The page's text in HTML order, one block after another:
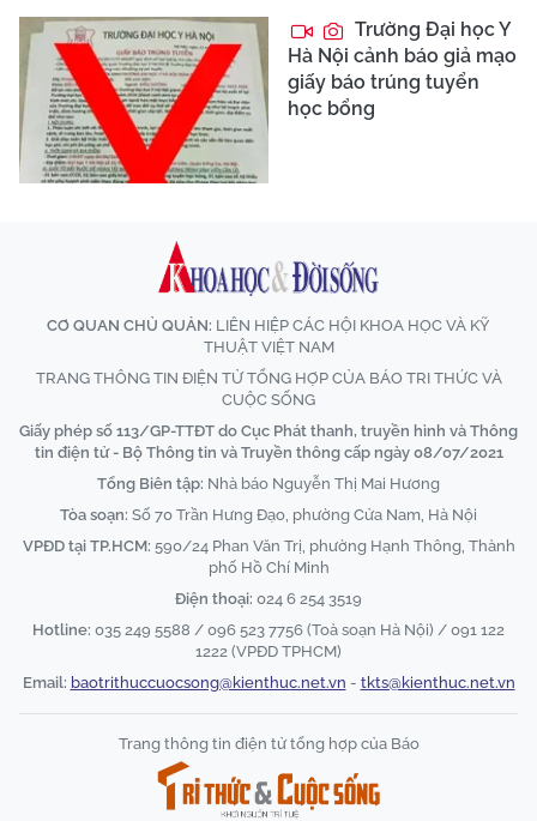
Trường Đại học Y
Hà Nội cảnh báo giả mạo
giấy báo trúng tuyển
học bổng
CƠ QUAN CHỦ QUẢN: LIÊN HIỆP CÁC HỘI KHOA HỌC VÀ KỸ
THUẬT VIỆT NAM
TRANG THÔNG TIN ĐIỆN TỬ TỔNG HỢP CỦA BÁO TRI THỨC VÀ
CUỘC SỐNG
Giấy phép số 113/GP-TTĐT do Cục Phát thanh, truyền hình và Thông
tin điện tử - Bộ Thông tin và Truyền thông cấp ngày 08/07/2021
Tổng Biên tập: Nhà báo Nguyễn Thị Mai Hương
Tòa soạn: Số 70 Trần Hưng Đạo, phường Cửa Nam, Hà Nội
VPĐD tại TP.HCM: 590/24 Phan Văn Trị, phường Hạnh Thông, Thành
phố Hồ Chí Minh
Điện thoại: 024 6 254 3519
Hotline: 035 249 5588 / 096 523 7756 (Toà soạn Hà Nội) / 091 122
1222 (VPĐD TPHCM)
Email: baotrithuccuocsong@kienthuc.net.vn - tkts@kienthuc.net.vn
Trang thông tin điện tử tổng hợp của Báo